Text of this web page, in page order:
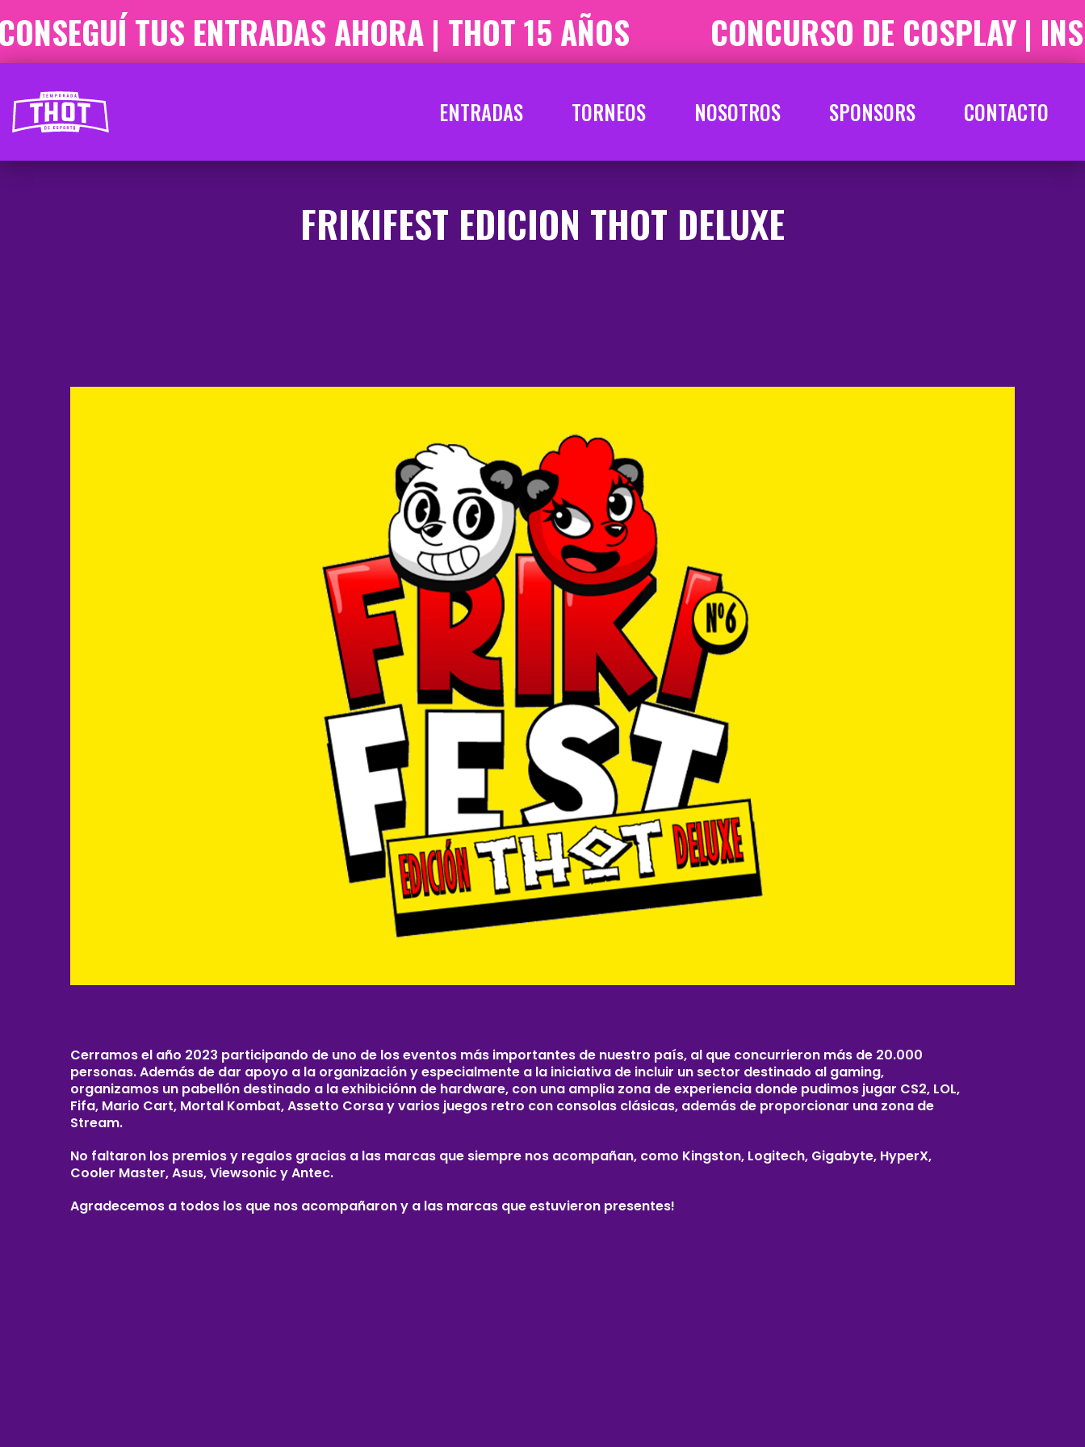
TUS ENTRADAS AHORA | THOT 15 AÑOS CONCURSO DE COSPLAY |
ENTRADAS TORNEOS NOSOTROS SPONSORS CONTACTO
FRIKIFEST EDICION THOT DELUXE
Cerramos el año 2023 participando de uno de los eventos más importantes de nuestro país, al que concurrieron más de 20.000
personas. Además de dar apoyo a la organización y especialmente a la iniciativa de incluir un sector destinado al gaming,
organizamos un pabellón destinado a la exhibiciónn de hardware, con una amplia zona de experiencia donde pudimos jugar CS2, LOL,
Fifa, Mario Cart, Mortal Kombat, Assetto Corsa y varios juegos retro con consolas clásicas, además de proporcionar una zona de
Stream.
No faltaron los premios y regalos gracias a las marcas que siempre nos acompañan, como Kingston, Logitech, Gigabyte, HyperX,
Cooler Master, Asus, Viewsonic y Antec.
Agradecemos a todos los que nos acompañaron y a las marcas que estuvieron presentes!